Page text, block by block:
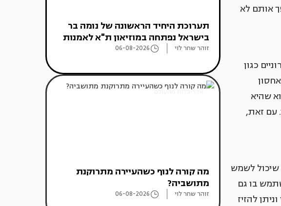
אותם לא
כגון
שהיא
עם זאת,
שיכול לשמש
בו גם
להזיז
תערוכת היחיד הראשונה של נומה בר
בישראל נפתחה במוזיאון ת"א לאמנות
זוהר שחר לוי 06-08-2026
אדריכלות מהעולם
מה קורה לנוף כשהעיירה מתרוקנת
מתושביה?
זוהר שחר לוי 06-08-2026